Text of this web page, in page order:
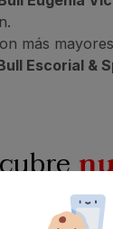
más
Escorial &